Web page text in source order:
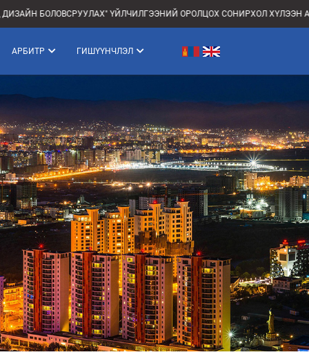
ҮЙЛЧИЛГЭЭНИЙ ОРОЛЦОХ СОНИРХОЛ ХҮЛЭЭН АВАХ
АРБИТР ГИШҮҮНЧЛЭЛ